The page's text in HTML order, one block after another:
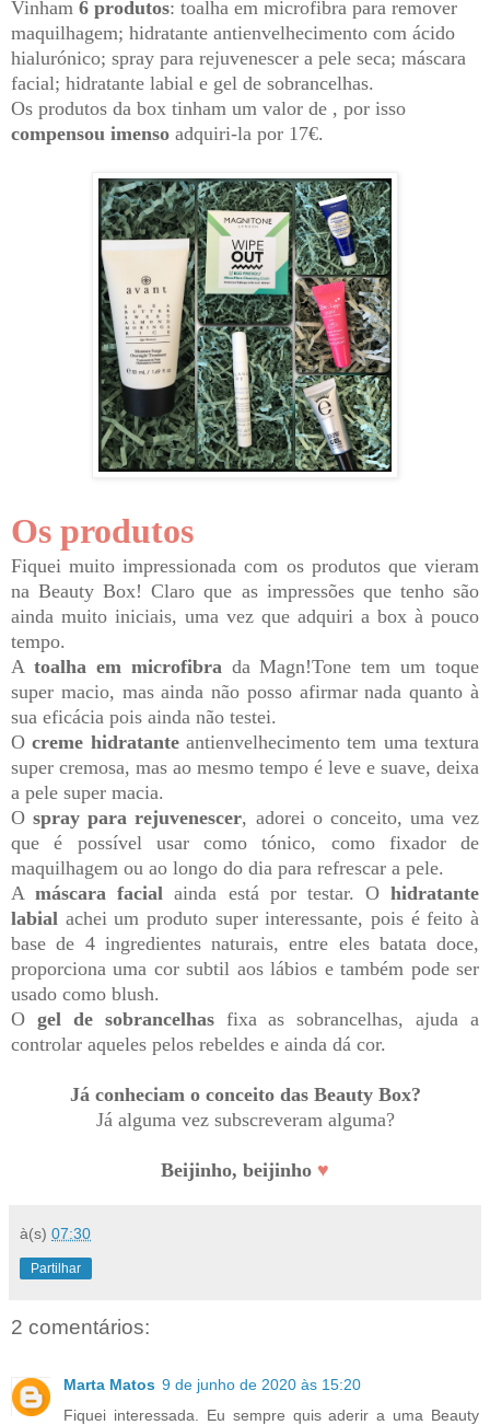
Vinham 6 produtos: toalha em microfibra para remover
maquilhagem; hidratante antienvelhecimento com ácido
hialurónico; spray para rejuvenescer a pele seca; máscara
facial; hidratante labial e gel de sobrancelhas.
Os produtos da box tinham um valor de , por isso
compensou imenso adquiri-la por 17€.
Os produtos
Fiquei muito impressionada com os produtos que vieram
na Beauty Box! Claro que as impressões que tenho são
ainda muito iniciais, uma vez que adquiri a box à pouco
tempo.
A toalha em microfibrada Magn!Tone tem um toque
super macio, mas ainda não posso afirmar nada quanto à
sua eficácia pois ainda não testei.
Ocreme hidratanteantienvelhecimento tem uma textura
super cremosa, mas ao mesmo tempo é leve e suave, deixa
a pele super macia.
Ospray para rejuvenescer, adorei o conceito, uma vez
que é possível usar como tónico, como fixador de
maquilhagem ou ao longo do dia para refrescar a pele.
Amáscara facialainda está por testar. O hidratante
labial achei um produto super interessante, pois é feito à
base de 4 ingredientes naturais, entre eles batata doce,
proporciona uma cor subtil aos lábios e também pode ser
usado como blush.
O gel de sobrancelhas fixa as sobrancelhas, ajuda a
controlar aqueles pelos rebeldes e ainda dá cor.
Já conheciam o conceito das Beauty Box?
Já alguma vez subscreveram alguma?
Beijinho, beijinho ♥
à(s) 07:30
Partilhar
2 comentários:
Marta Matos 9 de junho de 2020 às 15:20
Fiquei interessada. Eu sempre quis aderir a uma Beauty